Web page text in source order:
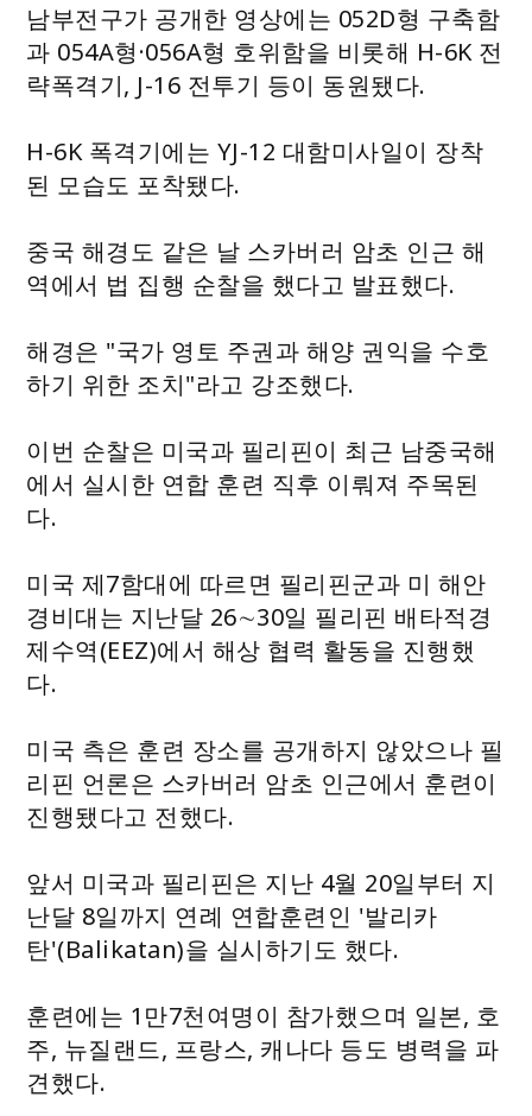
남부전구가 공개한 영상에는 052D형 구축함
과 054A형·056A형 호위함을 비롯해 H-6K 전
략폭격기, J-16 전투기 등이 동원됐다.
H-6K 폭격기에는 YJ-12 대함미사일이 장착
된 모습도 포착됐다.
중국 해경도 같은 날 스카버러 암초 인근 해
역에서 법 집행 순찰을 했다고 발표했다.
해경은 "국가 영토 주권과 해양 권익을 수호
하기 위한 조치"라고 강조했다.
이번 순찰은 미국과 필리핀이 최근 남중국해
에서 실시한 연합 훈련 직후 이뤄져 주목된
다.
미국 제7함대에 따르면 필리핀군과 미 해안
경비대는 지난달 26∼30일 필리핀 배타적경
제수역(EEZ)에서 해상 협력 활동을 진행했
다.
미국 측은 훈련 장소를 공개하지 않았으나 필
리핀 언론은 스카버러 암초 인근에서 훈련이
진행됐다고 전했다.
앞서 미국과 필리핀은 지난 4월 20일부터 지
난달 8일까지 연례 연합훈련인 '발리카
탄'(Balikatan)을 실시하기도 했다.
훈련에는 1만7천여명이 참가했으며 일본, 호
주, 뉴질랜드, 프랑스, 캐나다 등도 병력을 파
견했다.